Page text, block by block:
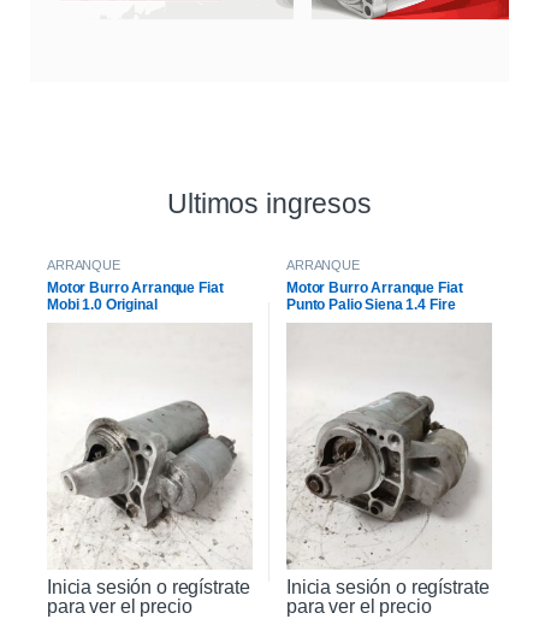
Ultimos ingresos
ARRANQUE
Motor Burro Arranque Fiat
Mobi 1.0 Original
Inicia sesión o regístrate
para ver el precio
ARRANQUE
Motor Burro Arranque Fiat
Punto Palio Siena 1.4 Fire
Original
Inicia sesión o regístrate
para ver el precio